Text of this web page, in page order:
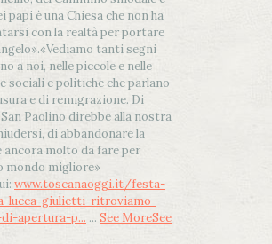
papi è una Chiesa che non ha
con la realtà per portare
.«Vediamo tanti segni
a noi, nelle piccole e nelle
sociali e politiche che parlano
e di remigrazione. Di
Paolino direbbe alla nostra
di abbandonare la
ancora molto da fare per
mondo migliore»
www.toscanaoggi.it/festa-
lucca-giulietti-ritroviamo-
apertura-p... ... See MoreSee